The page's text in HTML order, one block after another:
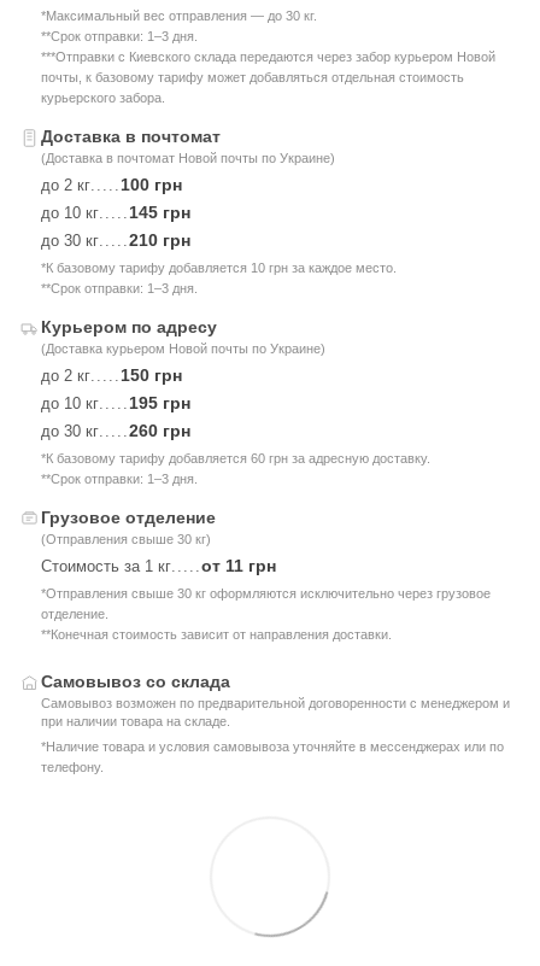
*Максимальный вес отправления — до 30 кг.
**Срок отправки: 1–3 дня.
***Отправки с Киевского склада передаются через забор курьером Новой
почты, к базовому тарифу может добавляться отдельная стоимость
курьерского забора.
Доставка в почтомат
(Доставка в почтомат Новой почты по Украине)
до 2 кг 100 грн
до 10 кг 145 грн
до 30 кг 210 грн
*К базовому тарифу добавляется 10 грн за каждое место.
**Срок отправки: 1–3 дня.
Курьером по адресу
(Доставка курьером Новой почты по Украине)
до 2 кг 150 грн
до 10 кг 195 грн
до 30 кг 260 грн
*К базовому тарифу добавляется 60 грн за адресную доставку.
**Срок отправки: 1–3 дня.
Грузовое отделение
(Отправления свыше 30 кг)
Стоимость за 1 кг от 11 грн
*Отправления свыше 30 кг оформляются исключительно через грузовое
отделение.
**Конечная стоимость зависит от направления доставки.
Самовывоз со склада
Самовывоз возможен по предварительной договоренности с менеджером и
при наличии товара на складе.
*Наличие товара и условия самовывоза уточняйте в мессенджерах или по
телефону.